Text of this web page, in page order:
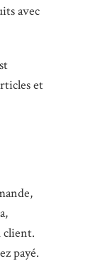
avec
et
client.
payé.